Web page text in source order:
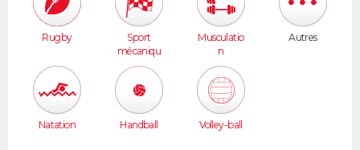
Rugby
Sport
mécaniqu
e
Musculatio
n
Autres
Natation Handball Volley-ball